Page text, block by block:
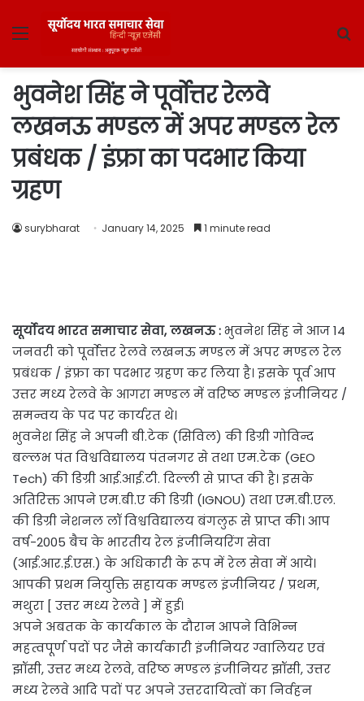
Menu
भुवनेश सिंह ने पूर्वाेत्तर रेलवे
लखनऊ मण्डल में अपर मण्डल रेल
प्रबंधक / इंफ्रा का पदभार किया
ग्रहण
surybharat January 14, 2025 1 minute read
सूर्योदय भारत समाचार सेवा, लखनऊ :भुवनेश सिंह ने आज 14
जनवरी को पूर्वाेत्तर रेलवे लखनऊ मण्डल में अपर मण्डल रेल
प्रबंधक / इंफ्रा का पदभार ग्रहण कर लिया है। इसके पूर्व आप
उत्तर मध्य रेलवे के आगरा मण्डल में वरिष्ठ मण्डल इंजीनियर /
समन्वय के पद पर कार्यरत थे।
भुवनेश सिंह ने अपनी बी.टेक (सिविल) की डिग्री गोविन्द
बल्लभ पंत विश्वविद्यालय पंतनगर से तथा एम.टेक (GEO
Tech) की डिग्री आई.आई.टी. दिल्ली से प्राप्त की है। इसके
अतिरिक्त आपने एम.बी.ए की डिग्री (IGNOU) तथा एम.बी.एल.
की डिग्री नेशनल लॉ विश्वविद्यालय बंगलुरू से प्राप्त की। आप
वर्ष-2005 बैच के भारतीय रेल इंजीनियरिंग सेवा
(आई.आर.ई.एस.) के अधिकारी के रूप में रेल सेवा में आये।
आपकी प्रथम नियुक्ति सहायक मण्डल इंजीनियर / प्रथम,
मथुरा [ उत्तर मध्य रेलवे ] में हुई।
अपने अबतक के कार्यकाल के दौरान आपने विभिन्न
महत्वपूर्ण पदों पर जैसे कार्यकारी इंजीनियर ग्वालियर एवं
झॉसी, उत्तर मध्य रेलवे, वरिष्ठ मण्डल इंजीनियर झॉसी, उत्तर
मध्य रेलवे आदि पदों पर अपने उत्तरदायित्वों का निर्वहन